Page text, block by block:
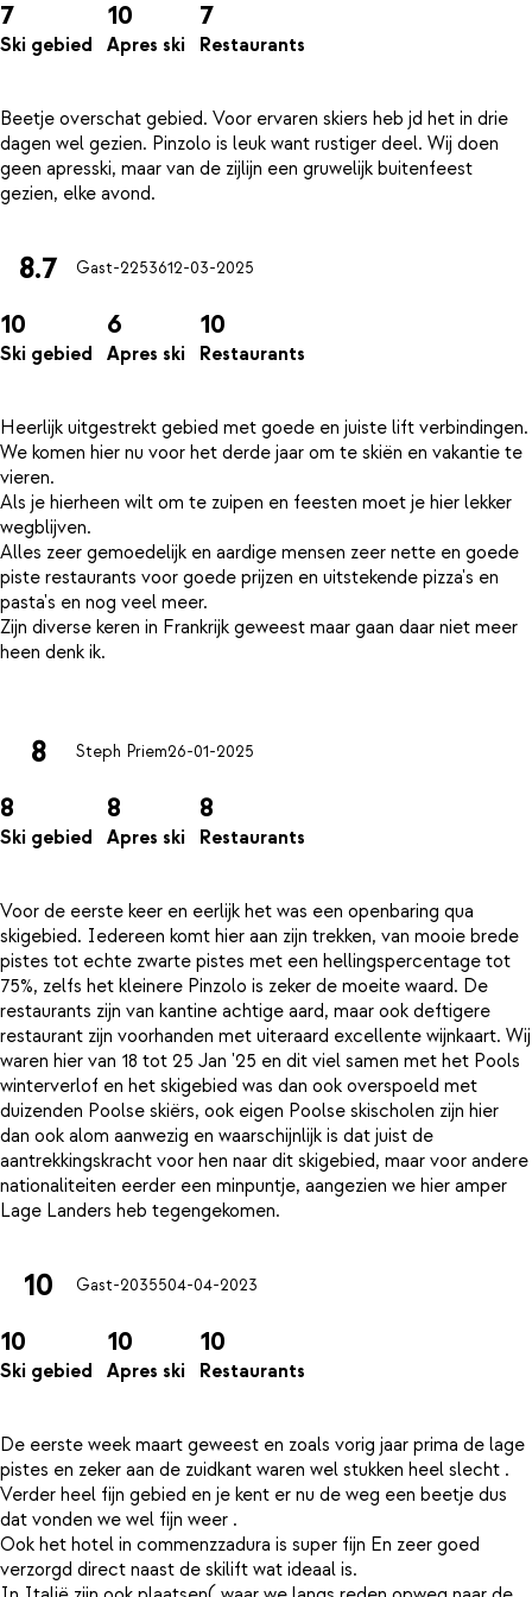
7
Ski gebied
10
Apres ski
7
Restaurants
Beetje overschat gebied. Voor ervaren skiers heb jd het in drie
dagen wel gezien. Pinzolo is leuk want rustiger deel. Wij doen
geen apresski, maar van de zijlijn een gruwelijk buitenfeest
8.7 Gast-2253612-03-2025
10
Ski gebied
6
Apres ski
10
Restaurants
Heerlijk uitgestrekt gebied met goede en juiste lift verbindingen.
We komen hier nu voor het derde jaar om te skiën en vakantie te
vieren.
Als je hierheen wilt om te zuipen en feesten moet je hier lekker
wegblijven.
Alles zeer gemoedelijk en aardige mensen zeer nette en goede
piste restaurants voor goede prijzen en uitstekende pizza's en
pasta's en nog veel meer.
Zijn diverse keren in Frankrijk geweest maar gaan daar niet meer
heen denk ik.
8 Steph Priem26-01-2025
8
Ski gebied
8
Apres ski
8
Restaurants
Voor de eerste keer en eerlijk het was een openbaring qua
skigebied. Iedereen komt hier aan zijn trekken, van mooie brede
pistes tot echte zwarte pistes met een hellingspercentage tot
75%, zelfs het kleinere Pinzolo is zeker de moeite waard. De
restaurants zijn van kantine achtige aard, maar ook deftigere
restaurant zijn voorhanden met uiteraard excellente wijnkaart. Wij
waren hier van 18 tot 25 Jan '25 en dit viel samen met het Pools
winterverlof en het skigebied was dan ook overspoeld met
duizenden Poolse skiërs, ook eigen Poolse skischolen zijn hier
dan ook alom aanwezig en waarschijnlijk is dat juist de
aantrekkingskracht voor hen naar dit skigebied, maar voor andere
nationaliteiten eerder een minpuntje, aangezien we hier amper
10 Gast-2035504-04-2023
10
Ski gebied
10
Apres ski
10
Restaurants
De eerste week maart geweest en zoals vorig jaar prima de lage
pistes en zeker aan de zuidkant waren wel stukken heel slecht .
Verder heel fijn gebied en je kent er nu de weg een beetje dus
dat vonden we wel fijn weer .
Ook het hotel in commenzzadura is super fijn En zeer goed
verzorgd direct naast de skilift wat ideaal is.